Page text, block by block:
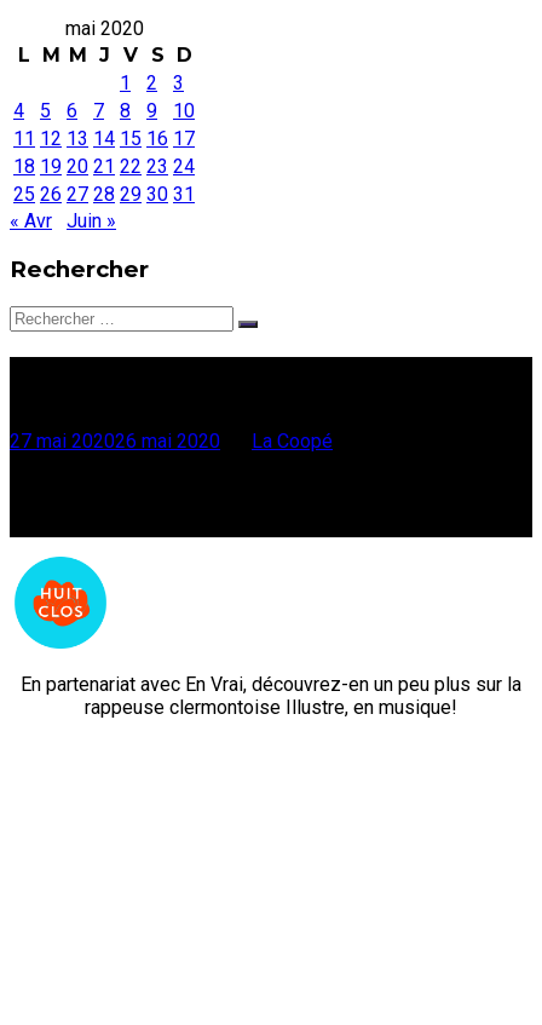
mai 2020
L
M M J V S
D
1
2
3
4
5 6 7 8 9
10
11 12 13 14 15 16 17
18 19 20 21 22 23 24
25 26 27 28 29 30 31
« Avr
Juin »
Rechercher
Rechercher:
27 mai 202026 mai 2020
La Coopé
En partenariat avec En Vrai, découvrez-en un peu plus sur la
rappeuse clermontoise Illustre, en musique!